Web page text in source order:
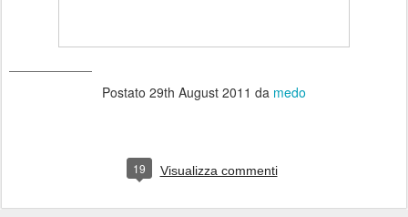
Postato 29th August 2011 da medo
19 Visualizza commenti